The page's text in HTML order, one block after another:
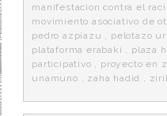
manifestacion contra el
movimiento asociativo de
pedro azpiazu , pelotazo
plataforma erabaki , plaza
participativo , proyecto en
unamuno , zaha hadid ,